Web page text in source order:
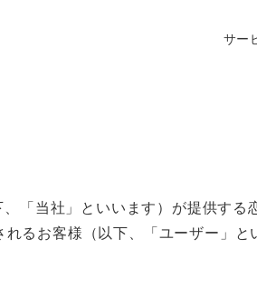
サー
「当社」といいます）が提供す
るお客様（以下、「ユーザー」